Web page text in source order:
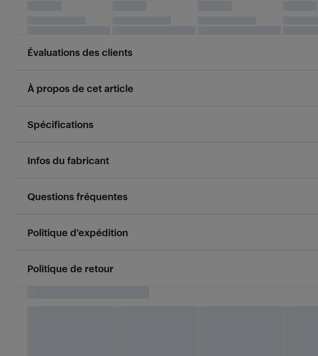
Évaluations des clients
À propos de cet article
Spécifications
Infos du fabricant
Questions fréquentes
Politique d’expédition
Politique de retour